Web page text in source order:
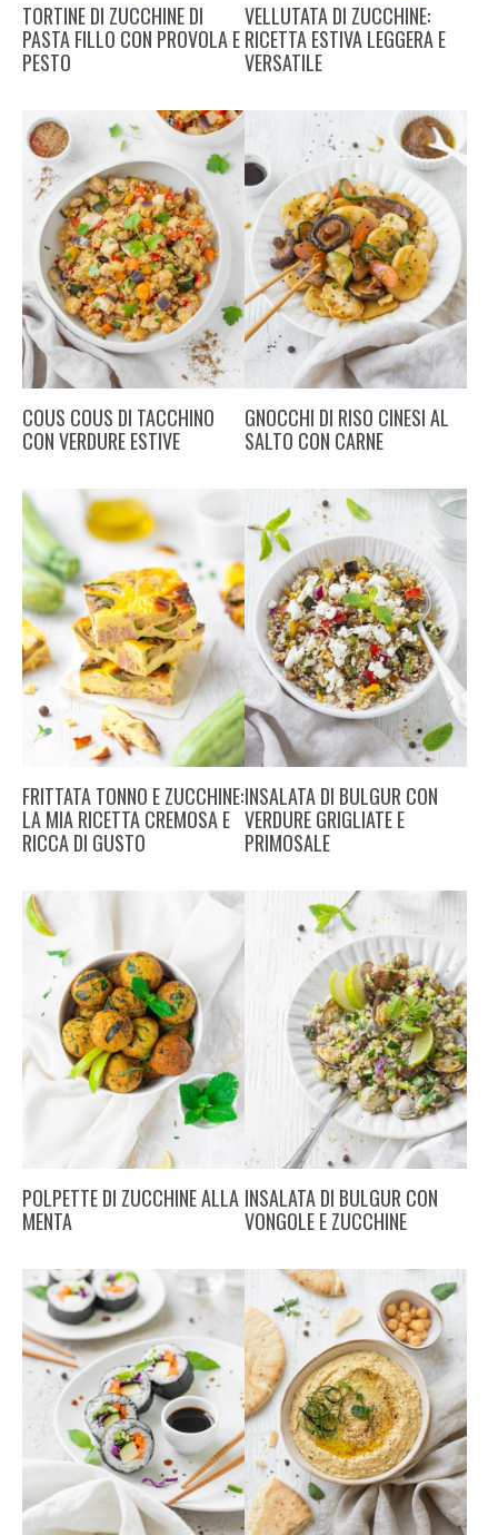
TORTINE DI ZUCCHINE DI
PASTA FILLO CON PROVOLA E
PESTO
VELLUTATA DI ZUCCHINE:
RICETTA ESTIVA LEGGERA E
VERSATILE
COUS COUS DI TACCHINO
CON VERDURE ESTIVE
GNOCCHI DI RISO CINESI AL
SALTO CON CARNE
FRITTATA TONNO E ZUCCHINE:
LA MIA RICETTA CREMOSA E
RICCA DI GUSTO
INSALATA DI BULGUR CON
VERDURE GRIGLIATE E
PRIMOSALE
POLPETTE DI ZUCCHINE ALLA
MENTA
INSALATA DI BULGUR CON
VONGOLE E ZUCCHINE